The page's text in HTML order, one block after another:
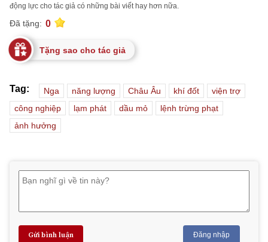
động lực cho tác giả có những bài viết hay hơn nữa.
Đã tặng: 0
Tặng sao cho tác giả
Tag: Nga năng lượng Châu Âu khí đốt
viện trợ
công nghiệp
lạm phát dầu mỏ
lệnh trừng phạt
ảnh hưởng
Gửi bình luận Đăng nhập